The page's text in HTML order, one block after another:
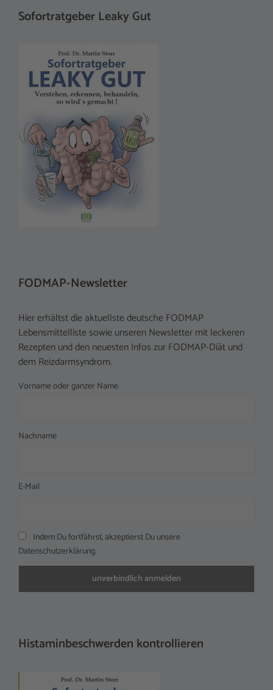
Sofortratgeber Leaky Gut
FODMAP-Newsletter
Hier erhältst die aktuellste deutsche FODMAP
Lebensmittelliste sowie unseren Newsletter mit leckeren
Rezepten und den neuesten Infos zur FODMAP-Diät und
dem Reizdarmsyndrom.
Vorname oder ganzer Name
Nachname
E-Mail
Indem Du fortfährst, akzeptierst Du unsere
Datenschutzerklärung.
Histaminbeschwerden kontrollieren